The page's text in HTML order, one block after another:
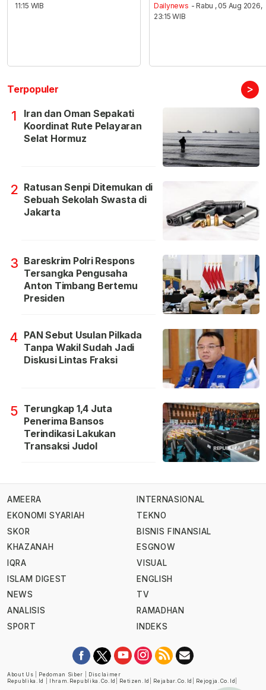
11:15 WIB
Dailynews - Rabu , 05 Aug 2026,
23:15 WIB
Terpopuler >
1
Iran dan Oman Sepakati
Koordinat Rute Pelayaran
Selat Hormuz
2 Ratusan Senpi Ditemukan di
Sebuah Sekolah Swasta di
Jakarta
3 Bareskrim Polri Respons
Tersangka Pengusaha
Anton Timbang Bertemu
Presiden
4 PAN Sebut Usulan Pilkada
Tanpa Wakil Sudah Jadi
Diskusi Lintas Fraksi
5 Terungkap 1,4 Juta
Penerima Bansos
Terindikasi Lakukan
Transaksi Judol
AMEERA
EKONOMI SYARIAH
SKOR
KHAZANAH
IQRA
ISLAM DIGEST
NEWS
ANALISIS
SPORT
INTERNASIONAL
TEKNO
BISNIS FINANSIAL
ESGNOW
VISUAL
ENGLISH
TV
RAMADHAN
INDEKS
About Us Pedoman Siber
Disclaimer
Republika.id
Ihram.republika.co.id Retizen.id Rejabar.co.id Rejogja.co.id